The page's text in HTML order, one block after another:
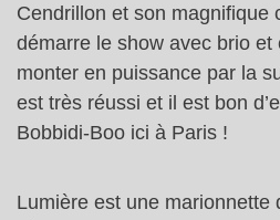
Cendrillon et son magnifique
démarre le show avec brio et
monter en puissance par la
est très réussi et il est bon
Bobbidi-Boo ici à Paris !
Lumière est une marionnette